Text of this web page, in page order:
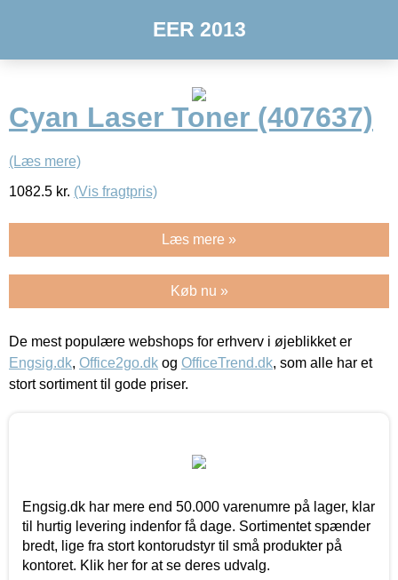
EER 2013
Cyan Laser Toner (407637)
(Læs mere)
1082.5 kr. (Vis fragtpris)
Læs mere »
Køb nu »
De mest populære webshops for erhverv i øjeblikket er
Engsig.dk, Office2go.dk og OfficeTrend.dk, som alle har et
stort sortiment til gode priser.
Engsig.dk har mere end 50.000 varenumre på lager, klar
til hurtig levering indenfor få dage. Sortimentet spænder
bredt, lige fra stort kontorudstyr til små produkter på
kontoret. Klik her for at se deres udvalg.